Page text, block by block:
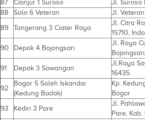
87
Cianjur 1 Suroso
Jl. Suroso
88
Solo 6 Veteran Jl.
89 Tangerang 3 Ciater Raya
Jl. Citra
15710,
90 Depok 4 Bojongsari
Jl. Raya
91 Depok 3 Sawangan
Jl.Raya
16435
92
Bogor 5 Soleh Iskandar
(Kedung Badak)
Kp.
Bogor
93 Kediri 3 Pare
Jl.
Pare,